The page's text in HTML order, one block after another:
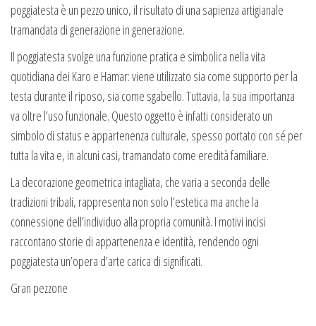
poggiatesta è un pezzo unico, il risultato di una sapienza artigianale
tramandata di generazione in generazione.
Il poggiatesta svolge una funzione pratica e simbolica nella vita
quotidiana dei Karo e Hamar: viene utilizzato sia come supporto per la
testa durante il riposo, sia come sgabello. Tuttavia, la sua importanza
va oltre l’uso funzionale. Questo oggetto è infatti considerato un
simbolo di status e appartenenza culturale, spesso portato con sé per
tutta la vita e, in alcuni casi, tramandato come eredità familiare.
La decorazione geometrica intagliata, che varia a seconda delle
tradizioni tribali, rappresenta non solo l’estetica ma anche la
connessione dell’individuo alla propria comunità. I motivi incisi
raccontano storie di appartenenza e identità, rendendo ogni
poggiatesta un’opera d’arte carica di significati.
Gran pezzone